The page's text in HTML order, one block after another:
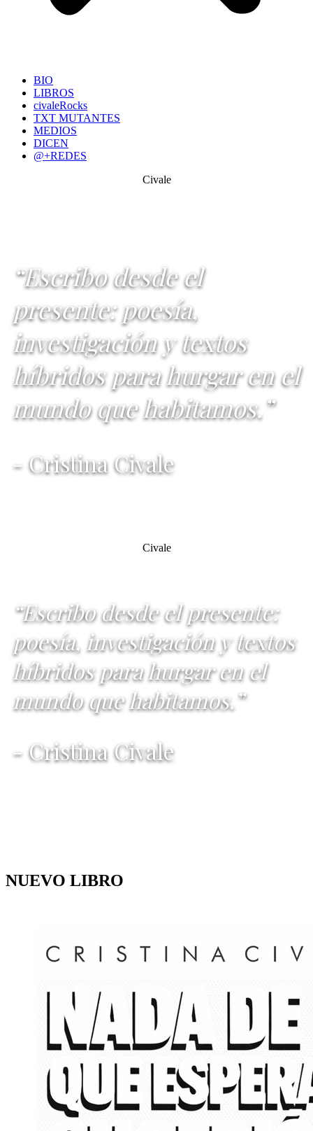
BIO
LIBROS
civaleRocks
TXT MUTANTES
MEDIOS
DICEN
@+REDES
Civale
“Escribo desde el
presente: poesía,
investigación y textos
híbridos para hurgar en el
mundo que habitamos.”
- Cristina Civale
Civale
“Escribo desde el presente:
poesía, investigación y textos
híbridos para hurgar en el
mundo que habitamos.”
- Cristina Civale
NUEVO LIBRO